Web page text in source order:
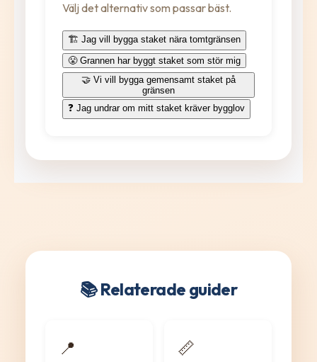
Välj det alternativ som passar bäst.
🏗️ Jag vill bygga staket nära tomtgränsen
😤 Grannen har byggt staket som stör mig
🤝 Vi vill bygga gemensamt staket på
gränsen
❓ Jag undrar om mitt staket kräver bygglov
📚 Relaterade guider
📍 📏